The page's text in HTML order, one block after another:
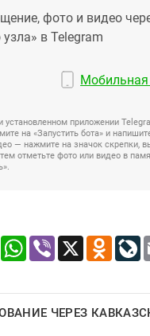
фото и видео
в Telegram
установленном приложении
на «Запустить бота» и
— нажмите на значок скрепки,
отметьте фото или видео в
WhatsApp
Viber X
ЧЕРЕЗ